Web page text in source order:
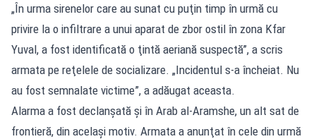
„În urma sirenelor care au sunat cu puţin timp în urmă cu
privire la o infiltrare a unui aparat de zbor ostil în zona Kfar
Yuval, a fost identificată o ţintă aeriană suspectă”, a scris
armata pe reţelele de socializare. „Incidentul s-a încheiat. Nu
au fost semnalate victime”, a adăugat aceasta.
Alarma a fost declanşată şi în Arab al-Aramshe, un alt sat de
frontieră, din acelaşi motiv. Armata a anunţat în cele din urmă